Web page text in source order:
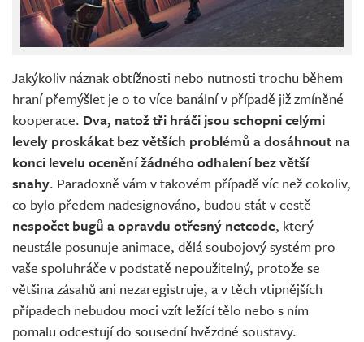
Jakýkoliv náznak obtížnosti nebo nutnosti trochu během
hraní přemýšlet je o to více banální v případě již zmíněné
kooperace. Dva, natož tři hráči jsou schopni celými
levely proskákat bez větších problémů a dosáhnout na
konci levelu ocenění žádného odhalení bez větší
snahy. Paradoxně vám v takovém případě víc než cokoliv,
co bylo předem nadesignováno, budou stát v cestě
nespočet bugů a opravdu otřesný netcode, který
neustále posunuje animace, dělá soubojový systém pro
vaše spoluhráče v podstatě nepoužitelný, protože se
většina zásahů ani nezaregistruje, a v těch vtipnějších
případech nebudou moci vzít ležící tělo nebo s ním
pomalu odcestují do sousední hvězdné soustavy.